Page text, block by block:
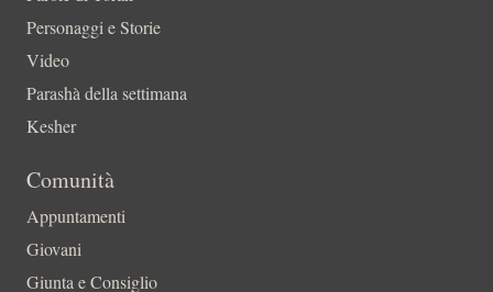
Personaggi e Storie
Video
Parashà della settimana
Kesher
Comunità
Appuntamenti
Giovani
Giunta e Consiglio